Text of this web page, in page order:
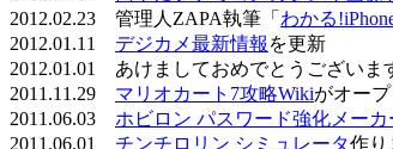
2012.02.23 管理人ZAPA執筆「 わかる
2012.01.11 デジカメ最新情報 を更新
2012.01.01 あけましておめでとうございま
2011.11.29 マリオカート7攻略Wikiがオープ
2011.06.03 ホビロン パスワード強化メーカ
2011.06.01 チンチロリン シミュレータ作り